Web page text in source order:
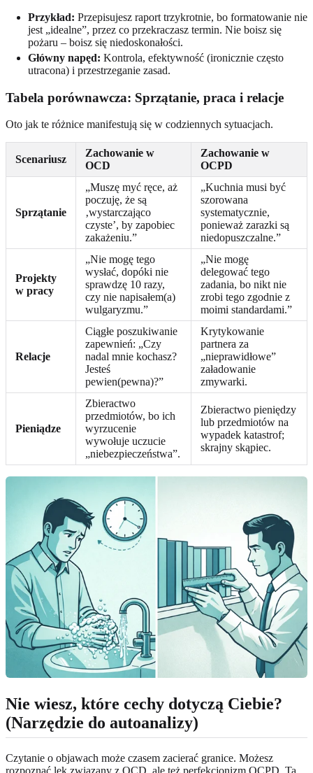
Przykład: Przepisujesz raport trzykrotnie, bo formatowanie nie
jest „idealne”, przez co przekraczasz termin. Nie boisz się
pożaru – boisz się niedoskonałości.
Główny napęd: Kontrola, efektywność (ironicznie często
utracona) i przestrzeganie zasad.
Tabela porównawcza: Sprzątanie, praca i relacje
Oto jak te różnice manifestują się w codziennych sytuacjach.
Scenariusz
Zachowanie w
OCD
Zachowanie w
OCPD
Sprzątanie
„Muszę myć ręce, aż
poczuję, że są
‚wystarczająco
czyste’, by zapobiec
zakażeniu.”
„Kuchnia musi być
szorowana
systematycznie,
ponieważ zarazki są
niedopuszczalne.”
Projekty
w pracy
„Nie mogę tego
wysłać, dopóki nie
sprawdzę 10 razy,
czy nie napisałem(a)
wulgaryzmu.”
„Nie mogę
delegować tego
zadania, bo nikt nie
zrobi tego zgodnie z
moimi standardami.”
Relacje
Ciągłe poszukiwanie
zapewnień: „Czy
nadal mnie kochasz?
Jesteś
pewien(pewna)?”
Krytykowanie
partnera za
„nieprawidłowe”
załadowanie
zmywarki.
Pieniądze
Zbieractwo
przedmiotów, bo ich
wyrzucenie
wywołuje uczucie
„niebezpieczeństwa”.
Zbieractwo pieniędzy
lub przedmiotów na
wypadek katastrof;
skrajny skąpiec.
Nie wiesz, które cechy dotyczą Ciebie?
(Narzędzie do autoanalizy)
Czytanie o objawach może czasem zacierać granice. Możesz